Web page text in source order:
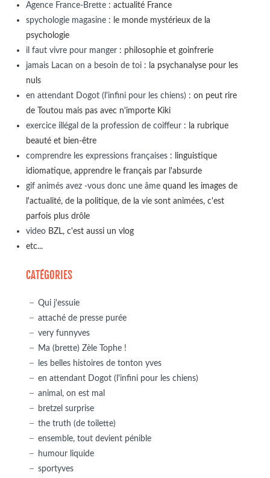
Agence France-Brette: actualité France
spychologie magasine: le monde mystérieux de la
psychologie
il faut vivre pour manger: philosophie et goinfrerie
jamais Lacan on a besoin de toi: la psychanalyse pour les
nuls
en attendant Dogot (l'infini pour les chiens): on peut rire
de Toutou mais pas avec n'importe Kiki
exercice illégal de la profession de coiffeur: la rubrique
beauté et bien-être
comprendre les expressions françaises: linguistique
idiomatique, apprendre le français par l'absurde
gif animés avez -vous donc une âmequand les images de
l'actualité, de la politique, de la vie sont animées, c'est
parfois plus drôle
videoBZL, c'est aussi un vlog
etc...
CATÉGORIES
Qui j'essuie
attaché de presse purée
very funnyves
Ma (brette) Zèle Tophe !
les belles histoires de tonton yves
en attendant Dogot (l'infini pour les chiens)
animal, on est mal
bretzel surprise
the truth (de toilette)
ensemble, tout devient pénible
humour liquide
sportyves